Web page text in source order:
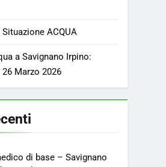
ACQUA
a Savignano Irpino:
26 Marzo 2026
di base – Savignano